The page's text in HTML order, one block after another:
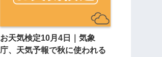
お天気検定10月4日｜気象
庁、天気予報で秋に使われる